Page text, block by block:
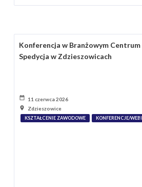
Konferencja w Branżowym
Spedycja w Zdzieszowicach
11 czerwca 2026
Zdzieszowice
KSZTAŁCENIE ZAWODOWE KONFERENCJE/